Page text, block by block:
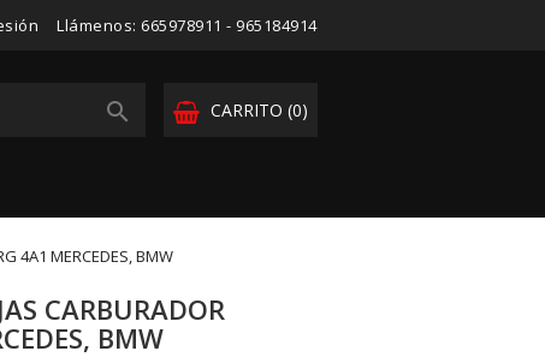
Llámenos: 665978911 - 965184914
CARRITO (0)

4A1 MERCEDES, BMW
CARBURADOR
BMW